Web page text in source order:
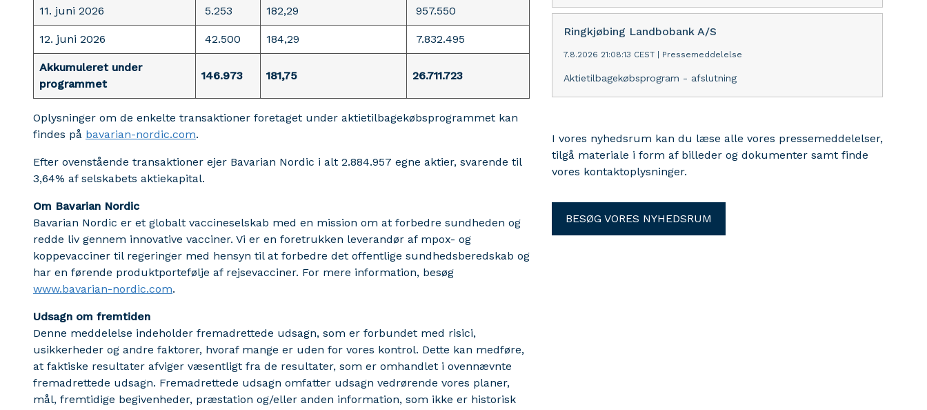
11. juni 2026 5.253 182,29 957.550
12. juni 2026 42.500 184,29 7.832.495
Akkumuleret under
programmet
146.973 181,75 26.711.723
Oplysninger om de enkelte transaktioner foretaget under aktietilbagekøbsprogrammet kan
findes på bavarian-nordic.com.
Efter ovenstående transaktioner ejer Bavarian Nordic i alt 2.884.957 egne aktier, svarende til
3,64% af selskabets aktiekapital.
Om Bavarian Nordic
Bavarian Nordic er et globalt vaccineselskab med en mission om at forbedre sundheden og
redde liv gennem innovative vacciner. Vi er en foretrukken leverandør af mpox- og
koppevacciner til regeringer med hensyn til at forbedre det offentlige sundhedsberedskab og
har en førende produktportefølje af rejsevacciner. For mere information, besøg
www.bavarian-nordic.com.
Udsagn om fremtiden
Denne meddelelse indeholder fremadrettede udsagn, som er forbundet med risici,
usikkerheder og andre faktorer, hvoraf mange er uden for vores kontrol. Dette kan medføre,
at faktiske resultater afviger væsentligt fra de resultater, som er omhandlet i ovennævnte
fremadrettede udsagn. Fremadrettede udsagn omfatter udsagn vedrørende vores planer,
mål, fremtidige begivenheder, præstation og/eller anden information, som ikke er historisk
Ringkjøbing Landbobank A/S
7.8.2026 21:08:13 CEST Pressemeddelelse
Aktietilbagekøbsprogram - afslutning
I vores nyhedsrum kan du læse alle vores pressemeddelelser,
tilgå materiale i form af billeder og dokumenter samt finde
vores kontaktoplysninger.
BESØG VORES NYHEDSRUM